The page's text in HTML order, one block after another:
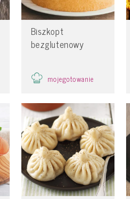
Biszkopt
bezglutenowy
mojegotowanie